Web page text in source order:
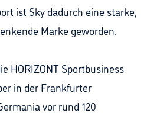
ist Sky dadurch eine starke,
Marke geworden.
HORIZONT Sportbusiness
in der Frankfurter
vor rund 120